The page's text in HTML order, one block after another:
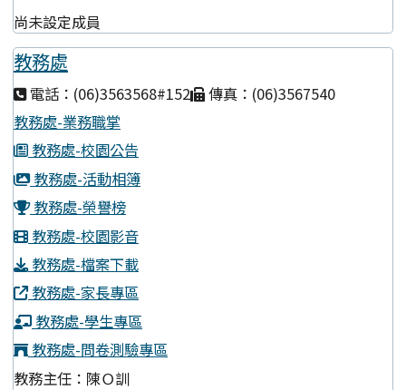
尚未設定成員
教務處
電話：(06)3563568#152
傳真：(06)3567540
教務處-業務職掌
教務處-校園公告
教務處-活動相簿
教務處-榮譽榜
教務處-校園影音
教務處-檔案下載
教務處-家長專區
教務處-學生專區
教務處-問卷測驗專區
教務主任：陳Ｏ訓